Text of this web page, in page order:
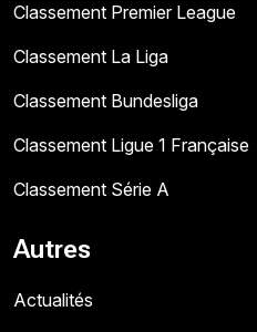
Classement Premier League
Classement La Liga
Classement Bundesliga
Classement Ligue 1 Française
Classement Série A
Autres
Actualités